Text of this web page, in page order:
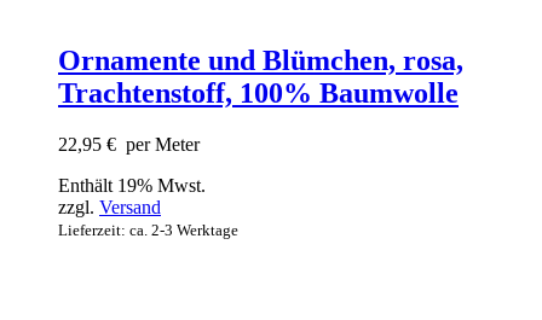
Ornamente und Blümchen, rosa,
Trachtenstoff, 100% Baumwolle
22,95 € per Meter
Enthält 19% Mwst.
zzgl. Versand
Lieferzeit: ca. 2-3 Werktage